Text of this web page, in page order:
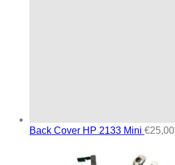
Back Cover HP 2133 Mini €25,00